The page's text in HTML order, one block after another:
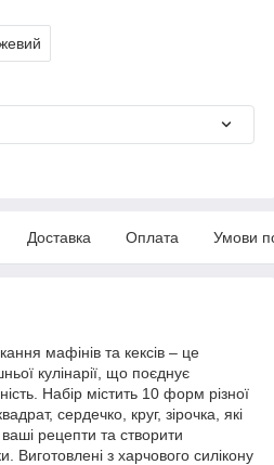
Доставка Оплата Умови
мафінів та кексів – це
кулінарії, що поєднує
Набір містить 10 форм різної
сердечко, круг, зірочка, які
рецепти та створити
Виготовлені з харчового силікону